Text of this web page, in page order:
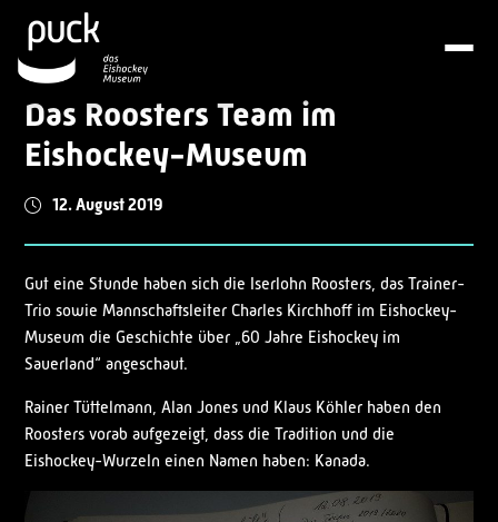
Das Roosters Team im
Eishockey-Museum
12. August 2019
Gut eine Stunde haben sich die Iserlohn Roosters, das Trainer-
Trio sowie Mannschaftsleiter Charles Kirchhoff im Eishockey-
Museum die Geschichte über „60 Jahre Eishockey im
Sauerland“ angeschaut.
Rainer Tüttelmann, Alan Jones und Klaus Köhler haben den
Roosters vorab aufgezeigt, dass die Tradition und die
Eishockey-Wurzeln einen Namen haben: Kanada.